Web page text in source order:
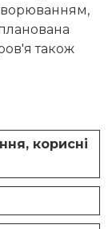
також
корисні